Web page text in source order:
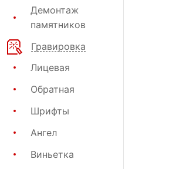
Демонтаж
памятников
Гравировка
Лицевая
Обратная
Шрифты
Ангел
Виньетка